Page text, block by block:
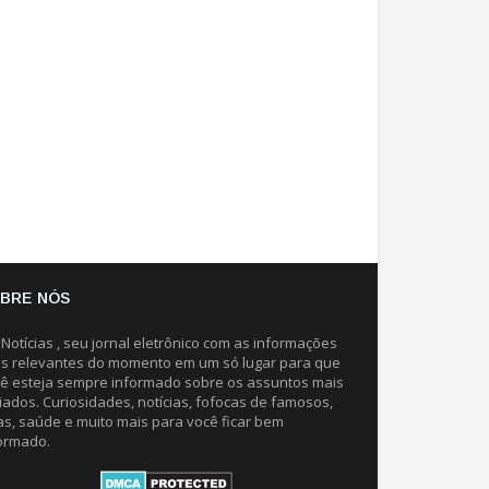
NÓS
Notícias , seu jornal eletrônico com as informações
relevantes do momento em um só lugar para que
esteja sempre informado sobre os assuntos mais
Curiosidades, notícias, fofocas de famosos,
saúde e muito mais para você ficar bem